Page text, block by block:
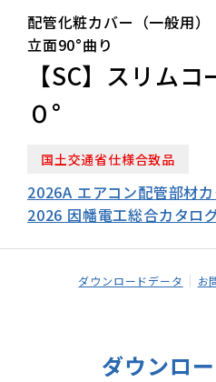
配管化粧カバー（一般用）
立面90°曲り
【SC】スリム
０°
国土交通省仕様合致品
2026A エアコン配管部材
2026 因幡電工総合カタロ
ダウンロードデータ お
ダウンロ